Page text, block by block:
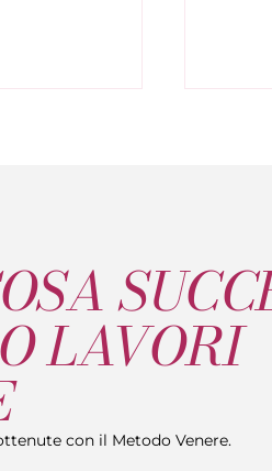
LAVORI
con il Metodo Venere.